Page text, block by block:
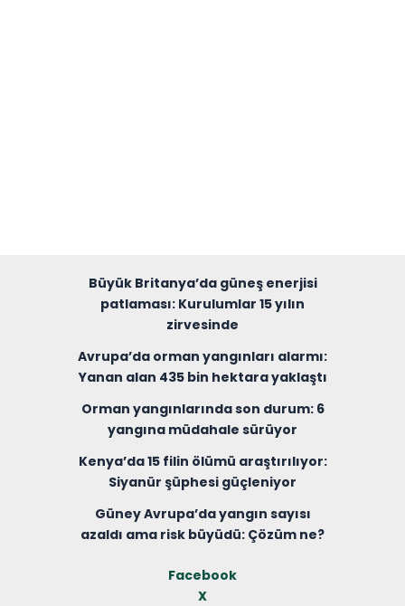
Büyük Britanya’da güneş enerjisi
patlaması: Kurulumlar 15 yılın
zirvesinde
Avrupa’da orman yangınları alarmı:
Yanan alan 435 bin hektara yaklaştı
Orman yangınlarında son durum: 6
yangına müdahale sürüyor
Kenya’da 15 filin ölümü araştırılıyor:
Siyanür şüphesi güçleniyor
Güney Avrupa’da yangın sayısı
azaldı ama risk büyüdü: Çözüm ne?
Facebook
X